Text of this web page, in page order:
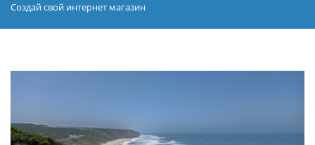
Создай свой интернет магазин